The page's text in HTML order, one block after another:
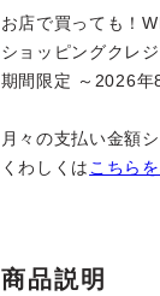
お店で買っても！
ショッピングクレ
期間限定 ～2026年
月々の支払い金額
くわしくは こちら
商品説明